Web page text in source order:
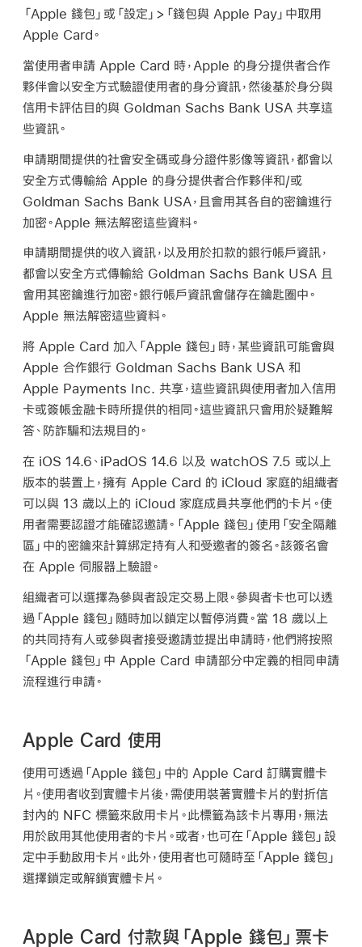
「Apple 錢包」 或「設定」>「錢包與 Apple Pay 」中取用
Apple Card。
當使用者申請 Apple Card 時，Apple 的身分提供者合作
夥伴會以安全方式驗證使用者的身分資訊，然後基於身分與
信用卡評估目的與 Goldman Sachs Bank USA 共享這
些資訊。
申請期間提供的社會安全碼或身分證件影像等資訊，都會以
安全方式傳輸給 Apple 的身分提供者合作夥伴和/或
Goldman Sachs Bank USA，且會用其各自的密鑰進行
加密。Apple 無法解密這些資料。
申請期間提供的收入資訊，以及用於扣款的銀行帳戶資訊，
都會以安全方式傳輸給 Goldman Sachs Bank USA 且
會用其密鑰進行加密。銀行帳戶資訊會儲存在鑰匙圈中。
Apple 無法解密這些資料。
將 Apple Card 加入 「Apple 錢包」 時，某些資訊可能會與
Apple 合作銀行 Goldman Sachs Bank USA 和
Apple Payments Inc. 共享，這些資訊與使用者加入信用
卡或簽帳金融卡時所提供的相同。這些資訊只會用於疑難解
答、防詐騙和法規目的。
在 iOS 14.6 、 iPadOS 14.6 以及 watchOS 7.5 或以上
版本的裝置上，擁有 Apple Card 的 iCloud 家庭的組織者
可以與 13 歲以上的 iCloud 家庭成員共享他們的卡片。使
用者需要認證才能確認邀請。 「Apple 錢包」 使用「安全隔離
區」中的密鑰來計算綁定持有人和受邀者的簽名。該簽名會
在 Apple 伺服器上驗證。
組織者可以選擇為參與者設定交易上限。參與者卡也可以透
過 「Apple 錢包」 隨時加以鎖定以暫停消費。當 18 歲以上
的共同持有人或參與者接受邀請並提出申請時，他們將按照
「Apple 錢包」 中 Apple Card 申請部分中定義的相同申請
流程進行申請。
Apple Card 使用
使用可透過 「Apple 錢包」 中的 Apple Card 訂購實體卡
片。使用者收到實體卡片後，需使用裝著實體卡片的對折信
封內的 NFC 標籤來啟用卡片。此標籤為該卡片專用，無法
用於啟用其他使用者的卡片。或者，也可在 「Apple 錢包」 設
定中手動啟用卡片。此外，使用者也可隨時至 「Apple 錢包」
選擇鎖定或解鎖實體卡片。
Apple Card 付款與「Apple 錢包」票卡